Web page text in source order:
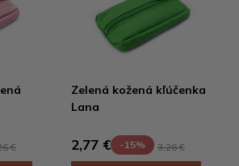
€
Zelená kožená kľúčenka
Lana
2,77 € -15% 3,26 €